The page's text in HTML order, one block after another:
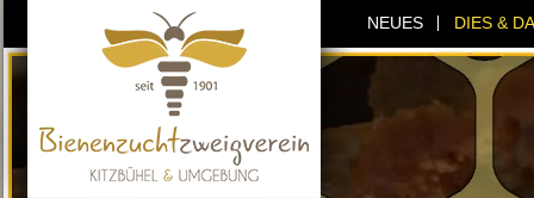
NEUES DIES &